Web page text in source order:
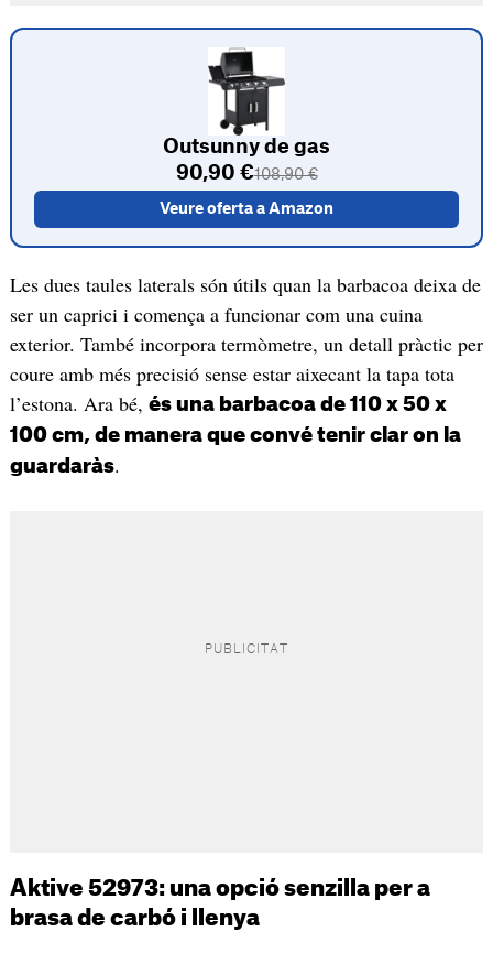
Outsunny de gas
90,90 €108,90 €
Veure oferta a Amazon
Les dues taules laterals són útils quan la barbacoa deixa de
ser un caprici i comença a funcionar com una cuina
exterior. També incorpora termòmetre, un detall pràctic per
coure amb més precisió sense estar aixecant la tapa tota
l’estona. Ara bé, és una barbacoa de 110 x 50 x
100 cm, de manera que convé tenir clar on la
guardaràs.
Aktive 52973: una opció senzilla per a
brasa de carbó i llenya